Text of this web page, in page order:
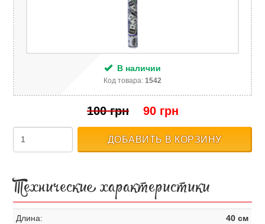
В наличии
Код товара: 1542
100 грн 90 грн
ДОБАВИТЬ В КОРЗИНУ
Технические характеристики
Длина:
40 см